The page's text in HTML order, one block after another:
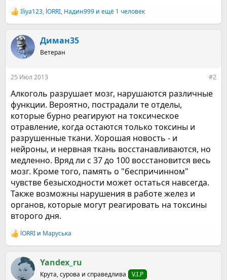
Р
е
к
ц
и
Iliya123, lORRI, Надин999 и ещё 1 человек
Диман35
Ветеран
25 Июл 2013 #2
Алкоголь разрушает мозг, нарушаются различные
функции. Вероятно, пострадали те отделы,
которые бурно реагируют на токсическое
отравление, когда остаются только токсины и
разрушенные ткани. Хорошая новость - и
нейроны, и нервная ткань восстанавливаются, но
медленно. Вряд ли с 37 до 100 восстановится весь
мозг. Кроме того, память о "беспричинном"
чувстве безысходности может остаться навсегда.
Также возможны нарушения в работе желез и
органов, которые могут реагировать на токсины
второго дня.
Р
е
к
ц
и
lORRI и Маруська
Yandex_ru
Крута, сурова и справедлива V.I.P